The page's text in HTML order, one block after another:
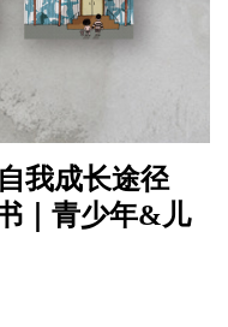
我成长途径
｜青少年&儿